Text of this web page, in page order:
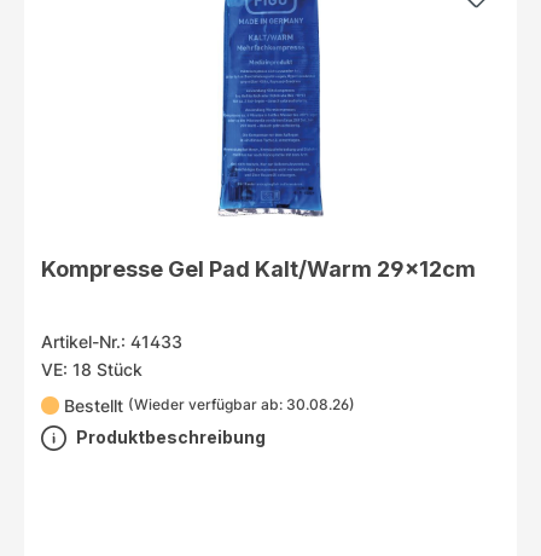
Kompresse Gel Pad Kalt/Warm 29x12cm
Artikel-Nr.: 41433
VE: 18 Stück
Bestellt (Wieder verfügbar ab: 30.08.26)
Produktbeschreibung